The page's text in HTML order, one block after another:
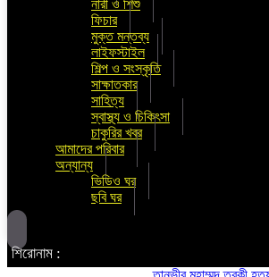
নারী ও শিশু
ফিচার
মুক্ত মন্তব্য
লাইফস্টাইল
শিল্প ও সংস্কৃতি
সাক্ষাতকার
সাহিত্য
স্বাস্থ্য ও চিকিৎসা
চাকুরির খবর
আমাদের পরিবার
অন্যান্য
ভিডিও ঘর
ছবি ঘর
শিরোনাম :